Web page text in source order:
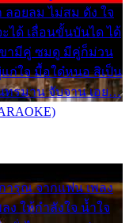
ลอยลม ไม่สม ดัง ใจ
ได้ เลื่อนขั้นบันได ได้
ขามีคู่ ซมดู มีคู่ก็ม่วน
ก่ใจ มื้อใด๋หนอ สิเป็น
ทรมาน จับจาน เอย…
ารุณ จากแฟน เพลง
ง ให้กำลังใจ น้ำใจ